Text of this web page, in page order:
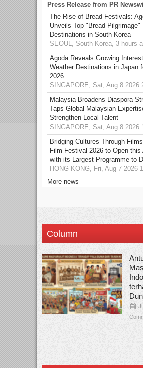
Press Release from PR
The Rise of Bread Festivals:
Unveils Top "Bread Pilgrimage"
Destinations in South Korea
SEOUL, South Korea, 3 hours
Agoda Reveals Growing
Weather Destinations in Japan
2026
SINGAPORE, Sat, Aug 8 2026
Malaysia Broadens Diaspora
Taps Global Malaysian
Strengthen Local Talent
SINGAPORE, Sat, Aug 8 2026
Bridging Cultures Through
Film Festival 2026 to Open this
with its Largest Programme to
HONG KONG, Fri, Aug 7 2026
More news
Column